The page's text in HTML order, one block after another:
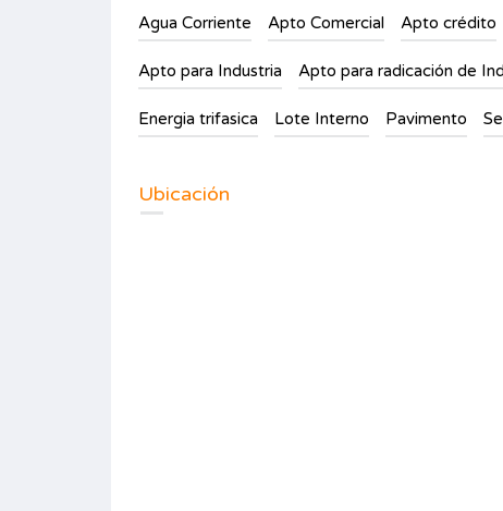
Agua Corriente Apto Comercial Apto crédito
Apto para Industria Apto para radicación de
Energia trifasica Lote Interno Pavimento
Ubicación